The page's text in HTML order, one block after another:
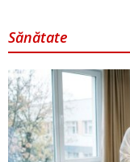
Sănătate